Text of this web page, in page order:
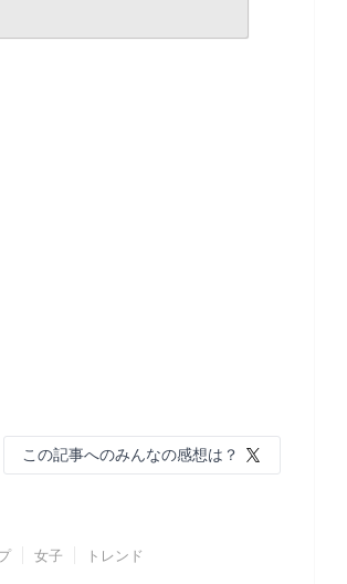
この記事へのみんなの感想は？
女子 トレンド